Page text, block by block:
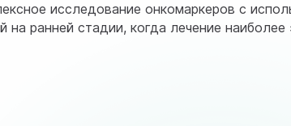
+38 (068) 371-12-29
исследование онкомаркеров с
на ранней стадии, когда лечение